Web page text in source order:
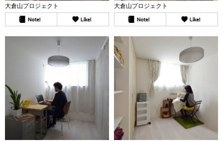
大倉山プロジェクト 大倉山プロジェクト